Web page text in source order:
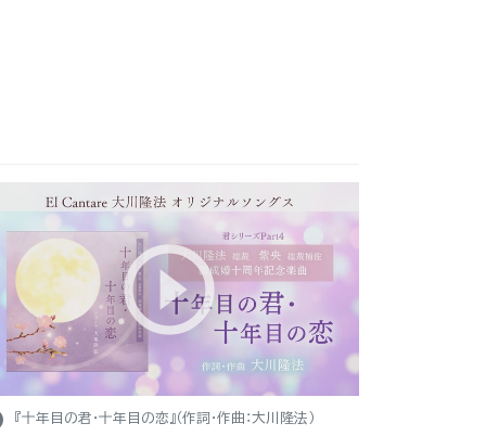
『十年目の君・十年目の恋』（作詞・作曲：大川隆法）